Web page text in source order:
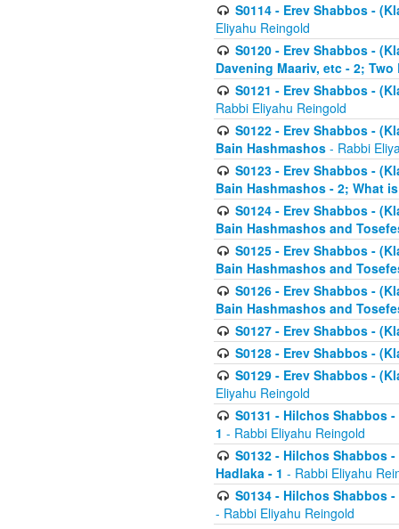
S0114 - Erev Shabbos -
Eliyahu Reingold
S0120 - Erev Shabbos -
Davening Maariv, etc - 2;
S0121 - Erev Shabbos -
Rabbi Eliyahu Reingold
S0122 - Erev Shabbos -
Bain Hashmashos - Rabbi
S0123 - Erev Shabbos -
Bain Hashmashos - 2; What
S0124 - Erev Shabbos -
Bain Hashmashos and
S0125 - Erev Shabbos -
Bain Hashmashos and
S0126 - Erev Shabbos -
Bain Hashmashos and
S0127 - Erev Shabbos -
S0128 - Erev Shabbos -
S0129 - Erev Shabbos -
Eliyahu Reingold
S0131 - Hilchos Shabbos
1 - Rabbi Eliyahu Reingold
S0132 - Hilchos Shabbos
Hadlaka - 1 - Rabbi Eliyahu
S0134 - Hilchos Shabbos
- Rabbi Eliyahu Reingold